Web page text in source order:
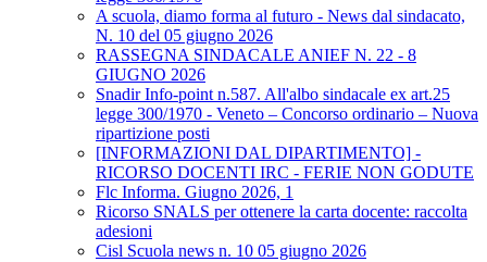
A scuola, diamo forma al futuro - News dal sindacato,
N. 10 del 05 giugno 2026
RASSEGNA SINDACALE ANIEF N. 22 - 8
GIUGNO 2026
Snadir Info-point n.587. All'albo sindacale ex art.25
legge 300/1970 - Veneto – Concorso ordinario – Nuova
ripartizione posti
[INFORMAZIONI DAL DIPARTIMENTO] -
RICORSO DOCENTI IRC - FERIE NON GODUTE
Flc Informa. Giugno 2026, 1
Ricorso SNALS per ottenere la carta docente: raccolta
adesioni
Cisl Scuola news n. 10 05 giugno 2026